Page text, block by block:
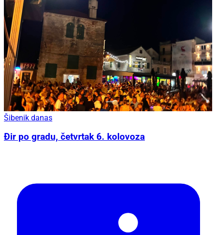
Šibenik danas
Đir po gradu, četvrtak 6. kolovoza